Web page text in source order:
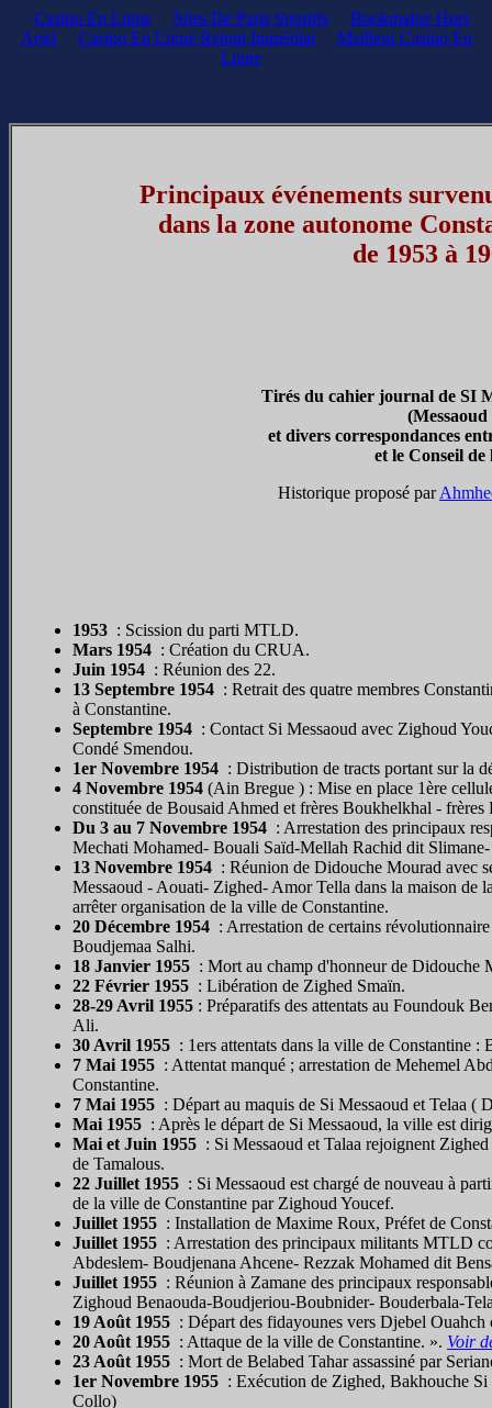
Casino En Ligne Sites De Paris Sportifs
Bookmaker Hors
Arjel
Casino En Ligne Retrait Immédiat
Meilleur Casino En
Ligne
Principaux événements
dans la zone autonome
de 1953 à
Tirés du cahier journal de SI
et divers correspondances
et le Conseil
Historique proposé par
1953 : Scission du parti MTLD.
Mars 1954 : Création du CRUA.
Juin 1954 : Réunion des 22.
13 Septembre 1954 : Retrait des quatre membres
à Constantine.
Septembre 1954 : Contact Si Messaoud avec Zighoud
Condé Smendou.
1er Novembre 1954 : Distribution de tracts portant sur la
4 Novembre 1954 (Ain Bregue ) : Mise en place 1ère
constituée de Bousaid Ahmed et frères Boukhelkhal -
Du 3 au 7 Novembre 1954 : Arrestation des principaux
Mechati Mohamed- Bouali Saïd-Mellah Rachid dit
13 Novembre 1954 : Réunion de Didouche Mourad avec
Messaoud - Aouati- Zighed- Amor Tella dans la maison de
arrêter organisation de la ville de Constantine.
20 Décembre 1954 : Arrestation de certains
Boudjemaa Salhi.
18 Janvier 1955 : Mort au champ d'honneur de Didouche
22 Février 1955 : Libération de Zighed Smaïn.
28-29 Avril 1955 : Préparatifs des attentats au Foundouk
Ali.
30 Avril 1955 : 1ers attentats dans la ville de Constantine
7 Mai 1955 : Attentat manqué ; arrestation de Mehemel
Constantine.
7 Mai 1955 : Départ au maquis de Si Messaoud et Telaa (
Mai 1955 : Après le départ de Si Messaoud, la ville est
Mai et Juin 1955 : Si Messaoud et Talaa rejoignent
de Tamalous.
22 Juillet 1955 : Si Messaoud est chargé de nouveau à
de la ville de Constantine par Zighoud Youcef.
Juillet 1955 : Installation de Maxime Roux, Préfet de
Juillet 1955 : Arrestation des principaux militants MTLD
Abdeslem- Boudjenana Ahcene- Rezzak Mohamed dit
Juillet 1955 : Réunion à Zamane des principaux
Zighoud Benaouda-Boudjeriou-Boubnider- Bouderbala-
19 Août 1955 : Départ des fidayounes vers Djebel
20 Août 1955 : Attaque de la ville de Constantine. ». Voir
23 Août 1955 : Mort de Belabed Tahar assassiné par
1er Novembre 1955 : Exécution de Zighed, Bakhouche
Collo)